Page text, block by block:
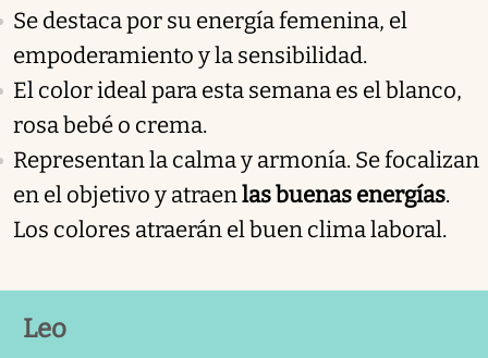
Se destaca por su energía femenina, el
empoderamiento y la sensibilidad.
El color ideal para esta semana es el blanco,
rosa bebé o crema.
Representan la calma y armonía. Se focalizan
en el objetivo y atraenlas buenas energías.
Los colores atraerán el buen clima laboral.
Leo